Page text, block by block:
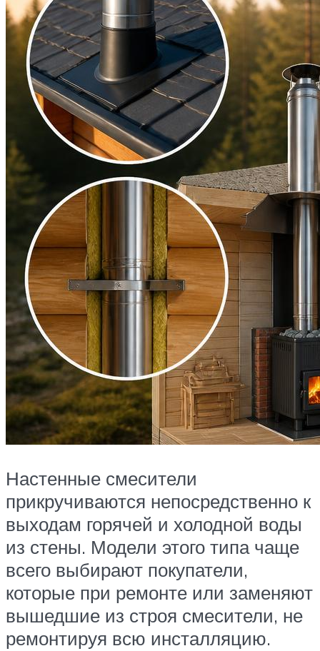
Настенные смесители
прикручиваются непосредственно к
выходам горячей и холодной воды
из стены. Модели этого типа чаще
всего выбирают покупатели,
которые при ремонте или заменяют
вышедшие из строя смесители, не
ремонтируя всю инсталляцию.